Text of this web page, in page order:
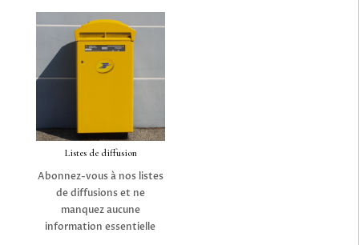
Listes de diffusion
Abonnez-vous à nos listes
de diffusions et ne
manquez aucune
information essentielle